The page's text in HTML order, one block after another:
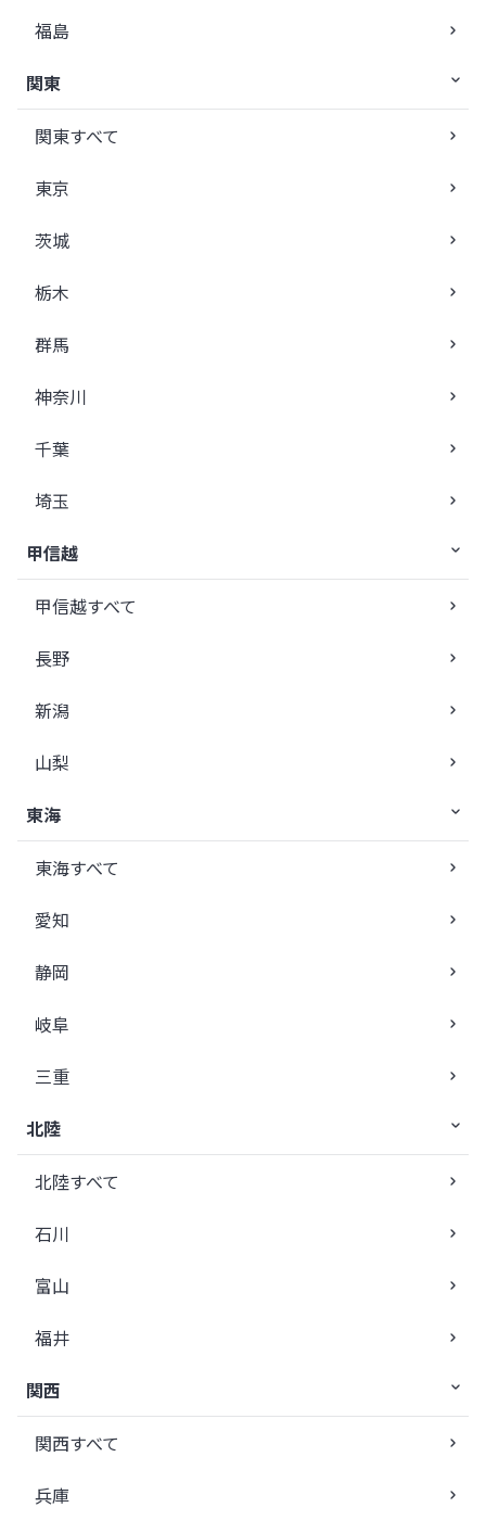
福島
関東
関東すべて
東京
茨城
栃木
群馬
神奈川
千葉
埼玉
甲信越
甲信越すべて
長野
新潟
山梨
東海
東海すべて
愛知
静岡
岐阜
三重
北陸
北陸すべて
石川
富山
福井
関西
関西すべて
兵庫